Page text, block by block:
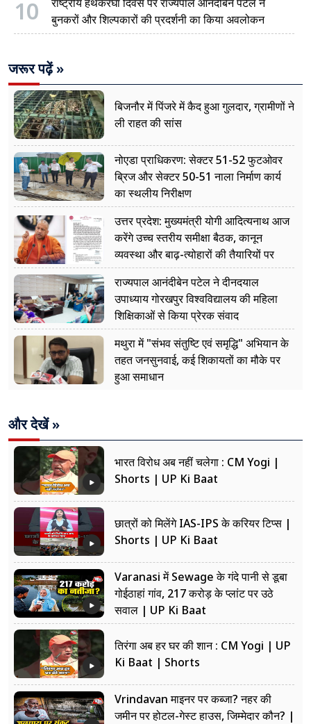
10
बुनकरों और शिल्पकारों की प्रदर्शनी का किया अवलोकन
जरूर पढ़ें »
बिजनौर में पिंजरे में कैद हुआ गुलदार, ग्रामीणों ने
ली राहत की सांस
नोएडा प्राधिकरण: सेक्टर 51-52 फुटओवर
ब्रिज और सेक्टर 50-51 नाला निर्माण कार्य
का स्थलीय निरीक्षण
उत्तर प्रदेश: मुख्यमंत्री योगी आदित्यनाथ आज
करेंगे उच्च स्तरीय समीक्षा बैठक, कानून
व्यवस्था और बाढ़-त्योहारों की तैयारियों पर
नजर
राज्यपाल आनंदीबेन पटेल ने दीनदयाल
उपाध्याय गोरखपुर विश्वविद्यालय की महिला
शिक्षिकाओं से किया प्रेरक संवाद
मथुरा में "संभव संतुष्टि एवं समृद्धि" अभियान के
तहत जनसुनवाई, कई शिकायतों का मौके पर
हुआ समाधान
और देखें »
भारत विरोध अब नहीं चलेगा : CM Yogi |
Shorts | UP Ki Baat
छात्रों को मिलेंगे IAS-IPS के करियर टिप्स |
Shorts | UP Ki Baat
Varanasi में Sewage के गंदे पानी से डूबा
गोईठाहां गांव, 217 करोड़ के प्लांट पर उठे
सवाल | UP Ki Baat
तिरंगा अब हर घर की शान : CM Yogi | UP
Ki Baat | Shorts
Vrindavan माइनर पर कब्जा? नहर की
जमीन पर होटल-गेस्ट हाउस, जिम्मेदार कौन? |